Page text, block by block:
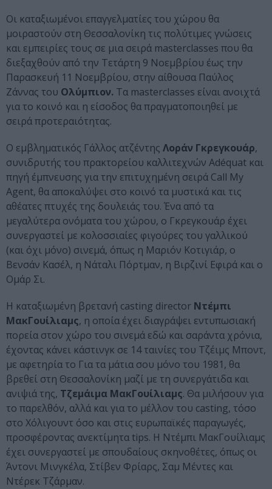
Οι καταξιωμένοι επαγγελματίες του χώρου θα
μοιραστούν στη Θεσσαλονίκη τις πολύτιμες γνώσεις
και εμπειρίες τους σε μια σειρά masterclasses που θα
διεξαχθούν από την Τετάρτη 9 Νοεμβρίου έως την
Παρασκευή 11 Νοεμβρίου, στην αίθουσα Παύλος
Ζάννας του Ολύμπιον. Τα masterclasses είναι ανοιχτά
για το κοινό και η είσοδος θα πραγματοποιηθεί με
σειρά προτεραιότητας.
Ο εμβληματικός Γάλλος ατζέντης Λοράν Γκρεγκουάρ,
συνιδρυτής του πρακτορείου καλλιτεχνών Adéquat και
πηγή έμπνευσης για την επιτυχημένη σειρά Call My
Agent, θα αποκαλύψει στο κοινό τα μυστικά και τις
αθέατες πτυχές της δουλειάς του. Ένα από τα
μεγαλύτερα ονόματα του χώρου, ο Γκρεγκουάρ έχει
συνεργαστεί με κολοσσιαίες φιγούρες του γαλλικού
(και όχι μόνο) σινεμά, όπως η Μαριόν Κοτιγιάρ, ο
Βενσάν Κασέλ, η Νάταλι Πόρτμαν, η Βιρζινί Εφιρά και ο
Ομάρ Σι.
Η καταξιωμένη βρετανή casting director Ντέμπι
ΜακΓουίλιαμς, η οποία έχει διαγράψει εντυπωσιακή
πορεία στον χώρο του σινεμά εδώ και σαράντα χρόνια,
έχοντας κάνει κάστινγκ σε 14 ταινίες του Τζέιμς Μποντ,
με αφετηρία το Για τα μάτια σου μόνο του 1981, θα
βρεθεί στη Θεσσαλονίκη μαζί με τη συνεργάτιδα και
ανιψιά της, Τζεμάιμα ΜακΓουίλιαμς. Θα μιλήσουν για
το παρελθόν, αλλά και για το μέλλον του casting, τόσο
στο Χόλιγουντ όσο και στις ευρωπαϊκές παραγωγές,
προσφέροντας ανεκτίμητα tips. Η Ντέμπι ΜακΓουίλιαμς
έχει συνεργαστεί με σπουδαίους σκηνοθέτες, όπως οι
Άντονι Μινγκέλα, Στίβεν Φρίαρς, Σαμ Μέντες και
Ντέρεκ Τζάρμαν.